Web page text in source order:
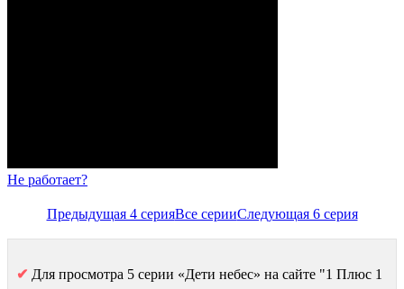
Не работает?
Предыдущая 4 серияВсе серииСледующая 6 серия
✔ Для просмотра 5 серии «Дети небес» на сайте "1 Плюс 1